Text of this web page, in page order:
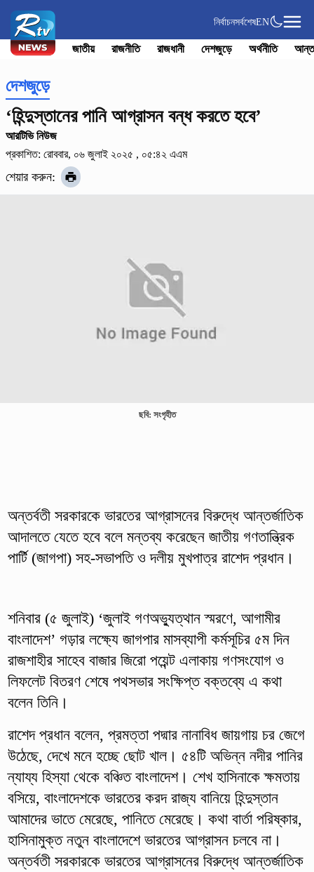
নির্বাচনসর্বশেষEN
জাতীয় রাজনীতি রাজধানী দেশজুড়ে অর্থনীতি
দেশজুড়ে
‘হিন্দুস্তানের পানি আগ্রাসন বন্ধ করতে হবে’
আরটিভি নিউজ
প্রকাশিত: রোববার, ০৬ জুলাই ২০২৫ , ০৫:৪২ এএম
শেয়ার করুন:
ছবি: সংগৃহীত
অন্তর্বতী সরকারকে ভারতের আগ্রাসনের বিরুদ্ধে আন্তর্জাতিক
আদালতে যেতে হবে বলে মন্তব্য করেছেন জাতীয় গণতান্ত্রিক
পার্টি (জাগপা) সহ-সভাপতি ও দলীয় মুখপাত্র রাশেদ প্রধান।
শনিবার (৫ জুলাই) ‘জুলাই গণঅভ্যুত্থান স্মরণে, আগামীর
বাংলাদেশ’ গড়ার লক্ষ্যে জাগপার মাসব্যাপী কর্মসূচির ৫ম দিন
রাজশাহীর সাহেব বাজার জিরো পয়েন্ট এলাকায় গণসংযোগ ও
লিফলেট বিতরণ শেষে পথসভার সংক্ষিপ্ত বক্তব্যে এ কথা
বলেন তিনি।
রাশেদ প্রধান বলেন, প্রমত্তা পদ্মার নানাবিধ জায়গায় চর জেগে
উঠেছে, দেখে মনে হচ্ছে ছোট খাল। ৫৪টি অভিন্ন নদীর পানির
ন্যায্য হিস্যা থেকে বঞ্চিত বাংলাদেশ। শেখ হাসিনাকে ক্ষমতায়
বসিয়ে, বাংলাদেশকে ভারতের করদ রাজ্য বানিয়ে হিন্দুস্তান
আমাদের ভাতে মেরেছে, পানিতে মেরেছে। কথা বার্তা পরিষ্কার,
হাসিনামুক্ত নতুন বাংলাদেশে ভারতের আগ্রাসন চলবে না।
অন্তর্বতী সরকারকে ভারতের আগ্রাসনের বিরুদ্ধে আন্তর্জাতিক